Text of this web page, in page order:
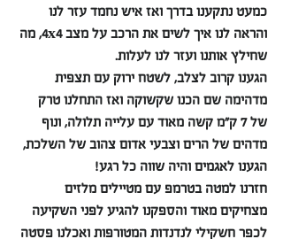
כמעט נתקענו בדרך ואז איש נחמד עזר לנו
והראה לנו איך לשים את הרכב על מצב 4x4, מה
שחילץ אותנו ועזר לנו לעלות.
הגענו קרוב לצלב, לשטח ירוק עם תצפית
מדהימה שם הכנו שקשוקה ואז התחלנו טרק
של 7 ק״מ קשה מאוד עם עלייה תלולה, ונוף
מדהים של הרים וצבעי אדום צהוב של השלכת,
הגענו לאגמים והיה שווה כל רגע!
חזרנו למטה בטרמפ עם מטיילים מלזים
מצחיקים מאוד והספקנו להגיע לפני השקיעה
לכפר חשקילי לנדנדות המטורפות ואכלנו פסטה